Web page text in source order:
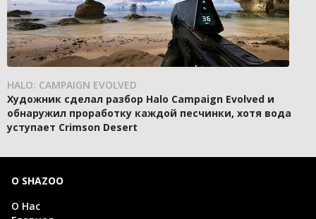
HALO: CAMPAIGN EVOLVED
Художник сделал разбор Halo Campaign Evolved и
обнаружил проработку каждой песчинки, хотя вода
уступает Crimson Desert
О SHAZOO
О Нас